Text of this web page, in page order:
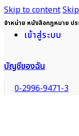
Skip to content
จำหน่าย หนังสือกฎหมาย ป
เข้าสู่ระบบ
บัญชีของฉัน
0-2996-9471-3